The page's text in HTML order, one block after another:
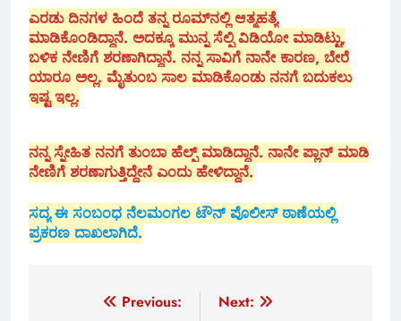
ಎರಡು ದಿನಗಳ ಹಿಂದೆ ತನ್ನ ರೂಮ್‌ನಲ್ಲಿ ಆತ್ಮಹತ್ಯೆ
ಮಾಡಿಕೊಂಡಿದ್ದಾನೆ. ಅದಕ್ಕೂ ಮುನ್ನ ಸೆಲ್ಫಿ ವಿಡಿಯೋ ಮಾಡಿಟ್ಟು,
ಬಳಿಕ ನೇಣಿಗೆ ಶರಣಾಗಿದ್ದಾನೆ. ನನ್ನ ಸಾವಿಗೆ ನಾನೇ ಕಾರಣ, ಬೇರೆ
ಯಾರೂ ಅಲ್ಲ. ಮೈತುಂಬ ಸಾಲ ಮಾಡಿಕೊಂಡು ನನಗೆ ಬದುಕಲು
ಇಷ್ಟ ಇಲ್ಲ.
ನನ್ನ ಸ್ನೇಹಿತ ನನಗೆ ತುಂಬಾ ಹೆಲ್ಪ್ ಮಾಡಿದ್ದಾನೆ. ನಾನೇ ಪ್ಲಾನ್ ಮಾಡಿ
ನೇಣಿಗೆ ಶರಣಾಗುತ್ತಿದ್ದೇನೆ ಎಂದು ಹೇಳಿದ್ದಾನೆ.
ಸದ್ಯ ಈ ಸಂಬಂಧ ನೆಲಮಂಗಲ ಟೌನ್ ಪೊಲೀಸ್ ಠಾಣೆಯಲ್ಲಿ
ಪ್ರಕರಣ ದಾಖಲಾಗಿದೆ.
Previous:
Next: